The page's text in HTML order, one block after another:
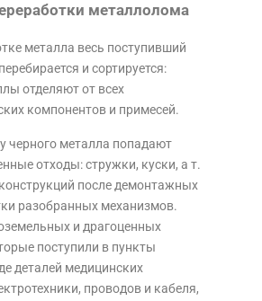
металлолома
металла весь поступивший
и сортируется:
отделяют от всех
компонентов и примесей.
черного металла попадают
отходы: стружки, куски, а т.
после демонтажных
разобранных механизмов.
и драгоценных
поступили в пункты
деталей медицинских
проводов и кабеля,